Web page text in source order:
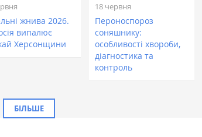
жнива 2026.
випалює
Херсонщини
18 червня
Пероноспороз
соняшнику:
особливості хвороби,
діагностика та
контроль
БІЛЬШЕ